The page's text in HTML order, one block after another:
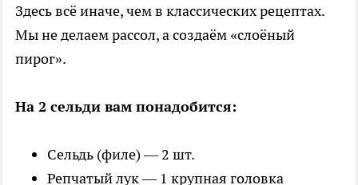
Здесь всё иначе, чем в классических рецептах.
Мы не делаем рассол, а создаём «слоёный
пирог».
На 2 сельди вам понадобится:
Сельдь (филе) — 2 шт.
Репчатый лук — 1 крупная головка